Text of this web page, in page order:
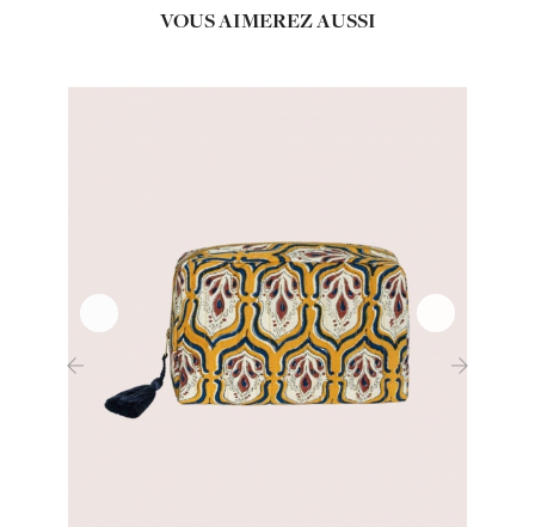
VOUS AIMEREZ AUSSI